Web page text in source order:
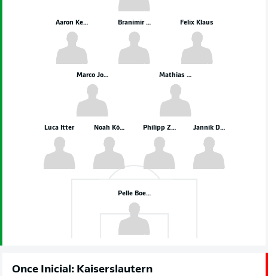
Pelle Boevink
Philipp Ziereis
Noah König Jannik Dehm
Luca Itter
Mathias Olesen
Aaron Keller
Marco John
Felix Klaus
Branimir Hrgota
Once Inicial: Kaiserslautern